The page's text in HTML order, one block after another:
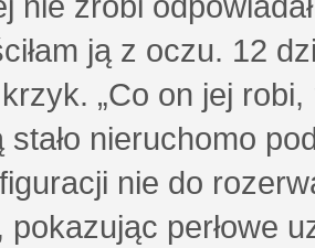
ją z oczu. 12
„Co on jej
stało nieruchomo
nie do
perłowe